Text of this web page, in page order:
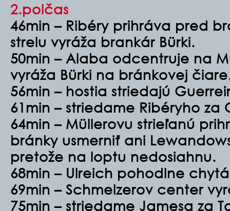
2.polčas
46min – Ribéry prihráva pred
strelu vyráža brankár Bürki.
50min – Alaba odcentruje na
vyráža Bürki na bránkovej
56min – hostia striedajú
61min – striedame Ribéryho za
64min – Müllerovu strieľanú
bránky usmerniť ani
pretože na loptu nedosiahnu.
68min – Ulreich pohodlne
69min – Schmelzerov center
75min – striedame Jamesa za